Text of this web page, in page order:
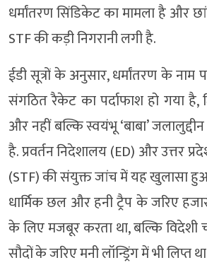
धर्मांतरण सिंडिकेट का मामला है और
STF की कड़ी निगरानी लगी है.
ईडी सूत्रों के अनुसार, धर्मांतरण के
संगठित रैकेट का पर्दाफाश हो गया
और नहीं बल्कि स्वयंभू ‘बाबा’
है. प्रवर्तन निदेशालय (ED) और उत्तर
(STF) की संयुक्त जांच में यह खुलासा
धार्मिक छल और हनी ट्रैप के जरिए
के लिए मजबूर करता था, बल्कि विदेशी
सौदों के जरिए मनी लॉन्ड्रिंग में भी लिप्त